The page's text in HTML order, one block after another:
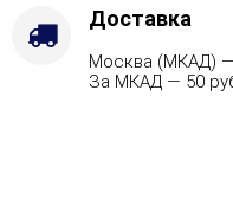
Варианты
кожуха
Пироксенит,
Доставка
Москва (МКАД) —
За МКАД — 50